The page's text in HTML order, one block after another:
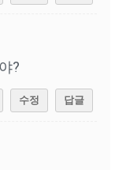
?
수정 답글